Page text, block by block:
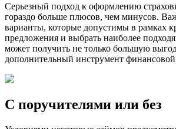
Серьезный подход к оформлению
гораздо больше плюсов, чем минусов.
варианты, которые допустимы в рамках
предложения и выбрать наиболее
может получить не только большую
дополнительный инструмент
С поручителями или без